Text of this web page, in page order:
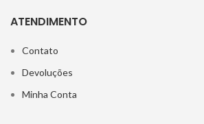
ATENDIMENTO
Contato
Devoluções
Minha Conta